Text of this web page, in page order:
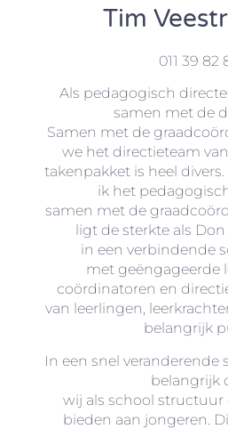
Tim
011 39 82
Als pedagogisch
samen met de
Samen met de
we het directieteam
takenpakket is heel
ik het
samen met de
ligt de sterkte als
in een verbindende
met geëngageerde
coördinatoren en
van leerlingen,
belangrijk
In een snel veranderende
belangrijk
wij als school
bieden aan jongeren.